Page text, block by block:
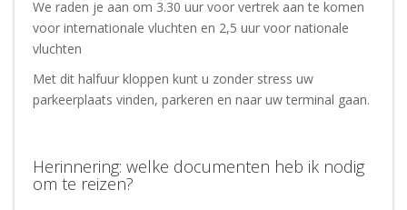
We raden je aan om 3.30 uur voor vertrek aan te komen
voor internationale vluchten en 2,5 uur voor nationale
vluchten
Met dit halfuur kloppen kunt u zonder stress uw
parkeerplaats vinden, parkeren en naar uw terminal gaan.
Herinnering: welke documenten heb ik nodig
om te reizen?